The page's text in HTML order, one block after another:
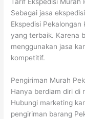
Sebagai jasa
Ekspedisi
yang terbaik. Karena
menggunakan jasa
kompetitif.
Pengiriman Murah
Hanya berdiam diri di
Hubungi marketing
pengiriman barang